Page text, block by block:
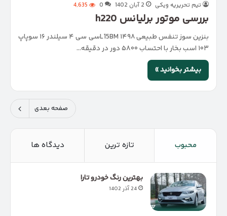
تیم تحریریه ویکی 2 آبان 1402 0
4,635
بررسی موتور برلیانس h220
بنزین سوز تنفس طبیعی L15BM ۱۴۹۸سی سی ۴ سیلندر ۱۶ سوپاپ
۱۰۳ اسب بخار با احتساب ۵۸۰۰ دور در دقیقه…
بیشتر بخوانید »
صفحه بعدی
محبوب تازه ترین دیدگاه ها
بهترین رنگ خودرو تارا
24 آذر 1402